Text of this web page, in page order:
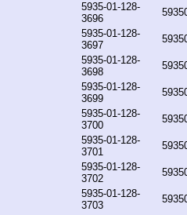
5935-01-128-
3696
5935-01-128-
3697
5935-01-128-
3698
5935-01-128-
3699
5935-01-128-
3700
5935-01-128-
3701
5935-01-128-
3702
5935-01-128-
3703